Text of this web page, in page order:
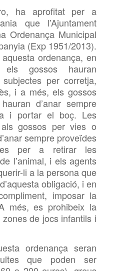
ha aprofitat per a
que l’Ajuntament
Ordenança Municipal
(Exp 1951/2013).
ordenança, en
els gossos hauran
per corretja,
i a més, els gossos
d’anar sempre
i portar el boç. Les
gossos per vies o
sempre proveïdes
per a retirar les
l’animal, i els agents
li a la persona que
obligació, i en
imposar la
més, es prohibeix la
zones de jocs infantils i
ordenança seran
que poden ser